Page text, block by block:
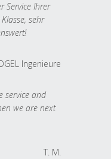
Service Ihrer
sehr
Ingenieure
service and
we are next
T. M.